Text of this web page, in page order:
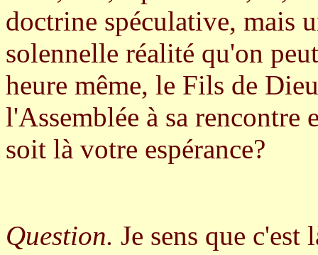
doctrine spéculative, mais
solennelle réalité qu'on
heure même, le Fils de
l'Assemblée à sa rencontre
soit là votre espérance?
Question. Je sens que c'est